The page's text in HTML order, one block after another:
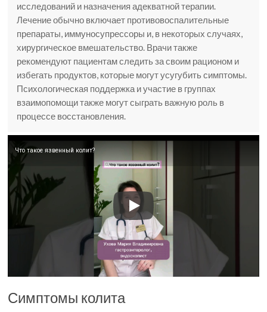
исследований и назначения адекватной терапии.
Лечение обычно включает противовоспалительные
препараты, иммуносупрессоры и, в некоторых случаях,
хирургическое вмешательство. Врачи также
рекомендуют пациентам следить за своим рационом и
избегать продуктов, которые могут усугубить симптомы.
Психологическая поддержка и участие в группах
взаимопомощи также могут сыграть важную роль в
процессе восстановления.
Что такое язвенный колит?
Симптомы колита